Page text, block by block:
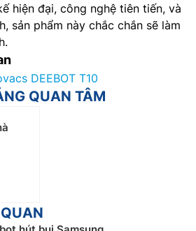
hiện đại, công nghệ tiên tiến, và
sản phẩm này chắc chắn sẽ làm
DEEBOT T10
QUAN TÂM